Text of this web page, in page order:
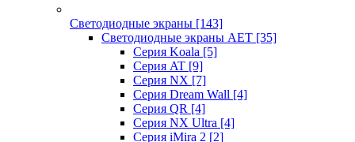
Светодиодные экраны [143]
Светодиодные экраны AET [35]
Cерия Koala [5]
Серия AT [9]
Серия NX [7]
Серия Dream Wall [4]
Серия QR [4]
Серия NX Ultra [4]
Серия iMira 2 [2]